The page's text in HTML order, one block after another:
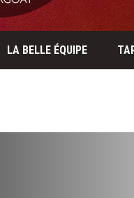
LA BELLE ÉQUIPE